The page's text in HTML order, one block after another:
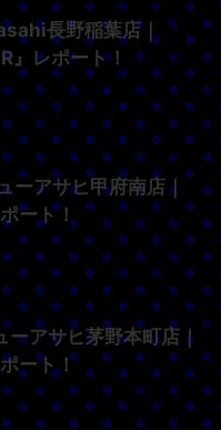
長野稲葉店｜
』レポート！
ーアサヒ甲府南店｜
ート！
アサヒ茅野本町店｜
ート！